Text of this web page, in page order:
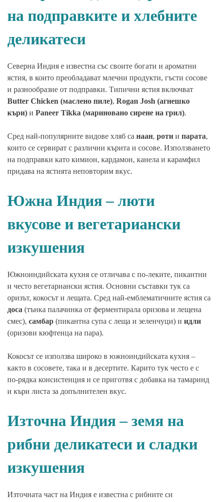
на подправките и хлебните
деликатеси
Северна Индия е известна със своите богати и ароматни
ястия, в които преобладават млечни продукти, гъсти сосове
и разнообразие от подправки. Типични ястия включват
Butter Chicken (маслено пиле), Rogan Josh (агнешко
къри) и Paneer Tikka (мариновано сирене на грил).
Сред най-популярните видове хляб са наан, роти и парата,
които се сервират с различни кърита и сосове. Използването
на подправки като кимион, кардамон, канела и карамфил
придава на ястията неповторим вкус.
Южна Индия – люти
вкусове и вегетариански
изкушения
Южноиндийската кухня се отличава с по-леките, пикантни
и често вегетариански ястия. Основни съставки тук са
оризът, кокосът и лещата. Сред най-емблематичните ястия са
доса (тънка палачинка от ферментирала оризова и лещена
смес), самбар (пикантна супа с леща и зеленчуци) и идли
(оризови кюфтенца на пара).
Кокосът се използва широко в южноиндийската кухня –
както в сосовете, така и в десертите. Карито тук често е с
по-рядка консистенция и се приготвя с добавка на тамаринд
и къри листа за допълнителен вкус.
Източна Индия – земя на
рибни деликатеси и сладки
изкушения
Източната част на Индия е известна с рибните си